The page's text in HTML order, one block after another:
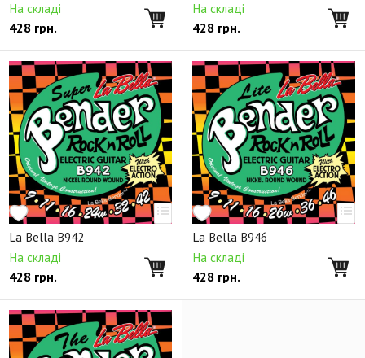
На складі
428 грн.
На складі
428 грн.
La Bella B942
На складі
428 грн.
La Bella B946
На складі
428 грн.